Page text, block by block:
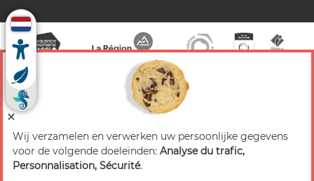
© 2026 Valence Romans Tourisme — Alle rechten
voorbehouden
Wij verzamelen en verwerken uw persoonlijke gegevens
voor de volgende doeleinden: Analyse du trafic,
Personnalisation, Sécurité.